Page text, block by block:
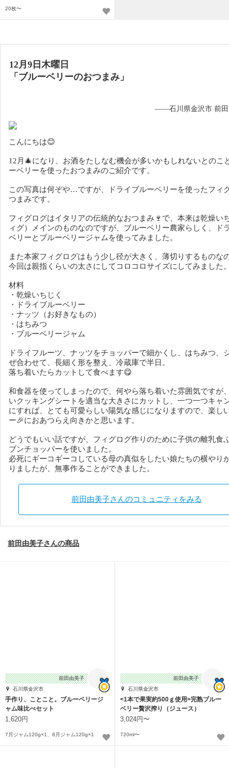
20枚〜
12月9日木曜日
「ブルーベリーのおつまみ」
——石川県金沢市 前田
こんにちは😊
12月🎄になり、お酒をたしなむ機会が多いかもしれないとのこ
ーベリーを使ったおつまみのご紹介です。
この写真は何ぞや…ですが、ドライブルーベリーを使ったフィ
つまみです。
フィグログはイタリアの伝統的なおつまみ🍷で、本来は乾燥い
ィグ）メインのものなのですが、ブルーベリー農家らしく、ド
ベリーとブルーベリージャムを使ってみました。
また本家フィグログはもう少し径が大きく、薄切りするものな
今回は親指くらいの太さにしてコロコロサイズにしてみました
材料
・乾燥いちじく
・ドライブルーベリー
・ナッツ（お好きなもの）
・はちみつ
・ブルーベリージャム
ドライフルーツ、ナッツをチョッパーで細かくし、はちみつ、
ぜ合わせて、長細く形を整え、冷蔵庫で半日。
落ち着いたらカットして食べます😋
和食器を使ってしまったので、何やら落ち着いた雰囲気ですが
いクッキングシートを適当な大きさにカットし、一つ一つキャ
にすれば、とても可愛らしい陽気な感じになりますので、楽し
ー🎉におあつらえ向きかと思います。
どうでもいい話ですが、フィグログ作りのために子供の離乳食
ブンチョッパーを使いました。
必死にギーコギーコしている母の真似をしたい娘たちの横やり
りましたが、無事作ることができました。
前田由美子さんのコミュニティをみる
前田由美子さんの商品
前田由美子
石川県金沢市
手作り、ことこと。ブルーベリージ
ャム味比べセット
1,620円
7月ジャム120g×1、8月ジャム120g×1
前田由美子
石川県金沢市
<1本で果実約500ｇ使用>完熟ブルー
ベリー贅沢搾り（ジュース）
3,024円〜
720ml〜